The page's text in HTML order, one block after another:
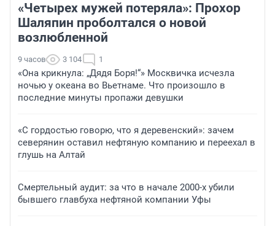
«Четырех мужей потеряла»: Прохор
Шаляпин проболтался о новой
возлюбленной
9 часов 3 104 1
«Она крикнула: „Дядя Боря!“» Москвичка исчезла
ночью у океана во Вьетнаме. Что произошло в
последние минуты пропажи девушки
«С гордостью говорю, что я деревенский»: зачем
северянин оставил нефтяную компанию и переехал в
глушь на Алтай
Смертельный аудит: за что в начале 2000-х убили
бывшего главбуха нефтяной компании Уфы